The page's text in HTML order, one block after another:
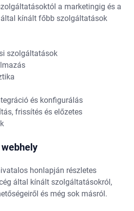
a marketingig és a
kínált főbb szolgáltatások
szolgáltatások
és konfigurálás
frissítés és előzetes
honlapján részletes
által kínált szolgáltatásokról,
és még sok másról.